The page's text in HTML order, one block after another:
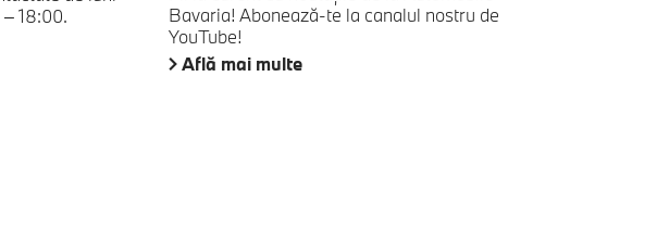
18:00.
Bavaria! Abonează-te la canalul nostru de
YouTube!
Află mai multe